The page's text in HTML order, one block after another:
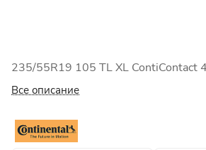
235/55R19 105 TL XL ContiContact
Все описание